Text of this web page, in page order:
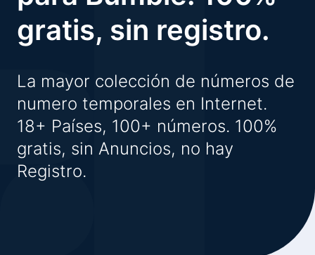
gratis, sin registro.
La mayor colección de números de
numero temporales en Internet.
18+ Países, 100+ números. 100%
gratis, sin Anuncios, no hay
Registro.